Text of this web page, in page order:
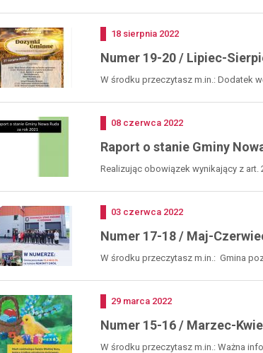
Dodano
18 sierpnia 2022
Numer 19-20 / Lipiec-
W środku przeczytasz m.in.: Dodatek
Dodano
08 czerwca 2022
Raport o stanie Gminy
Realizując obowiązek wynikający z
Dodano
03 czerwca 2022
Numer 17-18 / Maj-
W środku przeczytasz m.in.: Gmina
Dodano
29 marca 2022
Numer 15-16 / Marzec-
W środku przeczytasz m.in.: Ważna